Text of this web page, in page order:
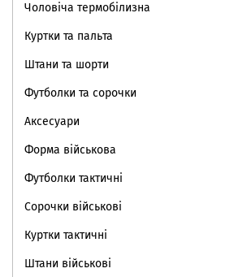
Чоловіча термобілизна
Куртки та пальта
Штани та шорти
Футболки та сорочки
Аксесуари
Форма військова
Футболки тактичні
Сорочки військові
Куртки тактичні
Штани військові